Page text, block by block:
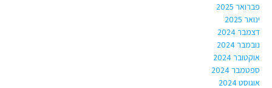
פברואר 2025
ינואר 2025
דצמבר 2024
נובמבר 2024
אוקטובר 2024
ספטמבר 2024
אוגוסט 2024